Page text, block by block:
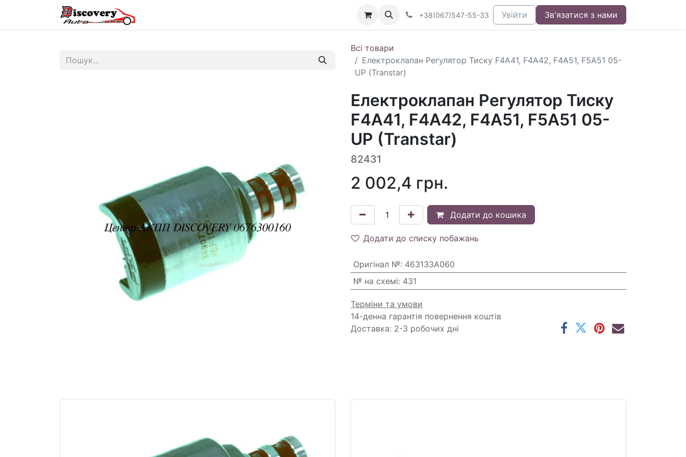
+38(067)547-55-33 Увійти Зв'язатися з нами
Всі товари
Електроклапан Регулятор Тиску F4A41, F4A42, F4A51, F5A51 05-
UP (Transtar)
Електроклапан Регулятор Тиску
F4A41, F4A42, F4A51, F5A51 05-
UP (Transtar)
82431
2 002,4 грн.
Додати до кошика
Додати до списку побажань
Оригінал №: 463133A060
№ на схемі: 431
Терміни та умови
14-денна гарантія повернення коштів
Доставка: 2-3 робочих дні